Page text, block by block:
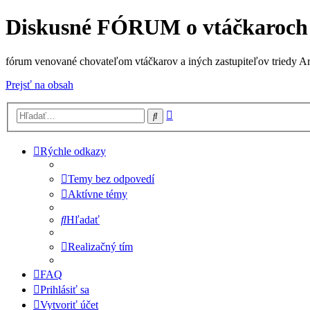
Diskusné FÓRUM o vtáčkaroch
fórum venované chovateľom vtáčkarov a iných zastupiteľov triedy
Prejsť na obsah
Hľadať
Rýchle odkazy
Temy bez odpovedí
Aktívne témy
Hľadať
Realizačný tím
FAQ
Prihlásiť sa
Vytvoriť účet